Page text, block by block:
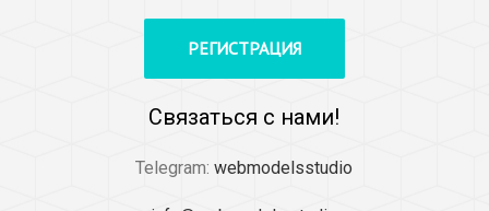
РЕГИСТРАЦИЯ
Связаться с нами!
Telegram:webmodelsstudio